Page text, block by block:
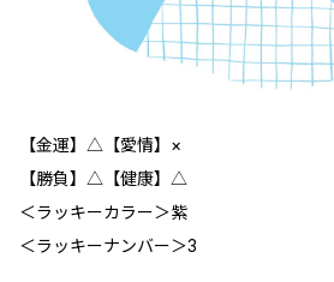
【金運】△【愛情】×
【勝負】△【健康】△
＜ラッキーカラー＞紫
＜ラッキーナンバー＞3